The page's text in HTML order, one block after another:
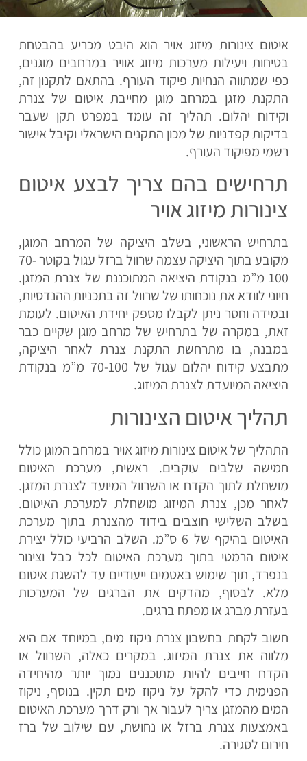
איטום צינורות מיזוג אויר הוא היבט מכריע בהבטחת
בטיחות ויעילות מערכות מיזוג אוויר במרחבים מוגנים,
כפי שמתווה הנחיות פיקוד העורף. בהתאם לתקנון זה,
התקנת מזגן במרחב מוגן מחייבת איטום של צנרת
וקידוח יהלום. תהליך זה עומד במפרט תקן שעבר
בדיקות קפדניות של מכון התקנים הישראלי וקיבל אישור
רשמי מפיקוד העורף.
תרחישים בהם צריך לבצע איטום
צינורות מיזוג אויר
בתרחיש הראשוני, בשלב היציקה של המרחב המוגן,
מקובע בתוך היציקה עצמה שרוול ברזל עגול בקוטר 70-
100 מ”מ בנקודת היציאה המתוכננת של צנרת המזגן.
חיוני לוודא את נוכחותו של שרוול זה בתכניות ההנדסיות,
ובמידה וחסר ניתן לקבלו מספק יחידת האיטום. לעומת
זאת, במקרה של בתרחיש של מרחב מוגן שקיים כבר
במבנה, בו מתרחשת התקנת צנרת לאחר היציקה,
מתבצע קידוח יהלום עגול של 70-100 מ”מ בנקודת
היציאה המיועדת לצנרת המיזוג.
תהליך איטום הצינורות
התהליך של איטום צינורות מיזוג אויר במרחב המוגן כולל
חמישה שלבים עוקבים. ראשית, מערכת האיטום
מושחלת לתוך הקדח או השרוול המיועד לצנרת המזגן.
לאחר מכן, צנרת המיזוג מושחלת למערכת האיטום.
בשלב השלישי חוצבים בידוד מהצנרת בתוך מערכת
האיטום בהיקף של 6 ס”מ. השלב הרביעי כולל יצירת
איטום הרמטי בתוך מערכת האיטום לכל כבל וצינור
בנפרד, תוך שימוש באטמים ייעודיים עד להשגת איטום
מלא. לבסוף, מהדקים את הברגים של המערכות
בעזרת מברג או מפתח ברגים.
חשוב לקחת בחשבון צנרת ניקוז מים, במיוחד אם היא
מלווה את צנרת המיזוג. במקרים כאלה, השרוול או
הקדח חייבים להיות מתוכננים נמוך יותר מהיחידה
הפנימית כדי להקל על ניקוז מים תקין. בנוסף, ניקוז
המים מהמזגן צריך לעבור אך ורק דרך מערכת האיטום
באמצעות צנרת ברזל או נחושת, עם שילוב של ברז
חירום לסגירה.